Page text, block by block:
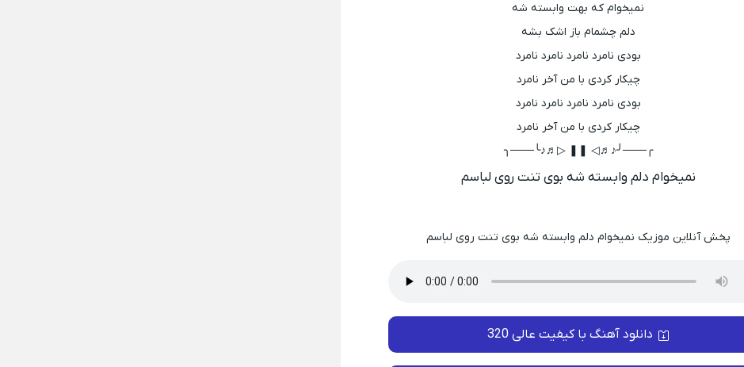
نمیخوام که بهت وابسته شه
دلم چشمام باز اشک بشه
بودی نامرد نامرد نامرد نامرد
چیکار کردی با من آخر نامرد
بودی نامرد نامرد نامرد نامرد
چیکار کردی با من آخر نامرد
╭───╯♪♬◁ ❚❚ ▷♬♪╰───╮
نمیخوام دلم وابسته شه بوی تنت روی لباسم
پخش آنلاین موزیک نمیخوام دلم وابسته شه بوی تنت روی لباسم
دانلود آهنگ با کیفیت عالی 320